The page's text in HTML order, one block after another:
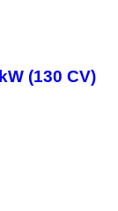
(130 CV)